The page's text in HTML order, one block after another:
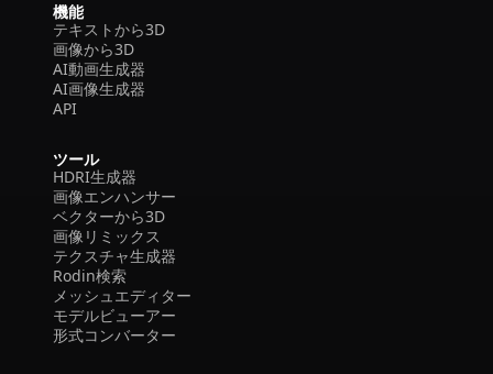
機能
テキストから3D
画像から3D
AI動画生成器
AI画像生成器
API
ツール
HDRI生成器
画像エンハンサー
ベクターから3D
画像リミックス
テクスチャ生成器
Rodin検索
メッシュエディター
モデルビューアー
形式コンバーター